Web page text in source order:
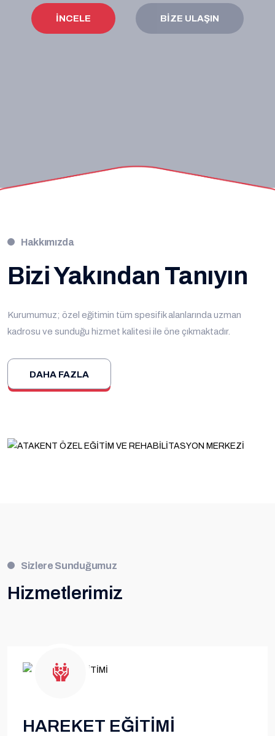
İNCELE BIZE ULAŞIN
Hakkımızda
Bizi Yakından Tanıyın
Kurumumuz; özel eğitimin tüm spesifik alanlarında uzman
kadrosu ve sunduğu hizmet kalitesi ile öne çıkmaktadır.
DAHA FAZLA
Sizlere Sunduğumuz
Hizmetlerimiz
HAREKET EĞİTİMİ